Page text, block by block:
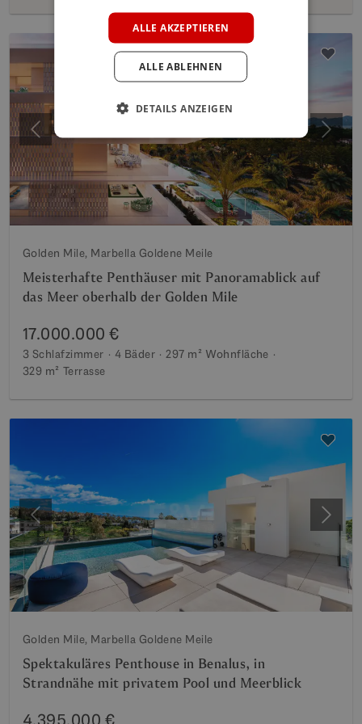
Vorherige
Golden Mile, Marbella Goldene Meile
Meisterhafte Penthäuser mit Panoramablick auf
das Meer oberhalb der Golden Mile
17.000.000 €
3 Schlafzimmer 4 Bäder 297 m² Wohnfläche
329 m² Terrasse
Vorherige
Golden Mile, Marbella Goldene Meile
Spektakuläres Penthouse in Benalus, in
Strandnähe mit privatem Pool und Meerblick
4.395.000 €
POLISH
ALLE AKZEPTIEREN
ALLE ABLEHNEN
DETAILS ANZEIGEN